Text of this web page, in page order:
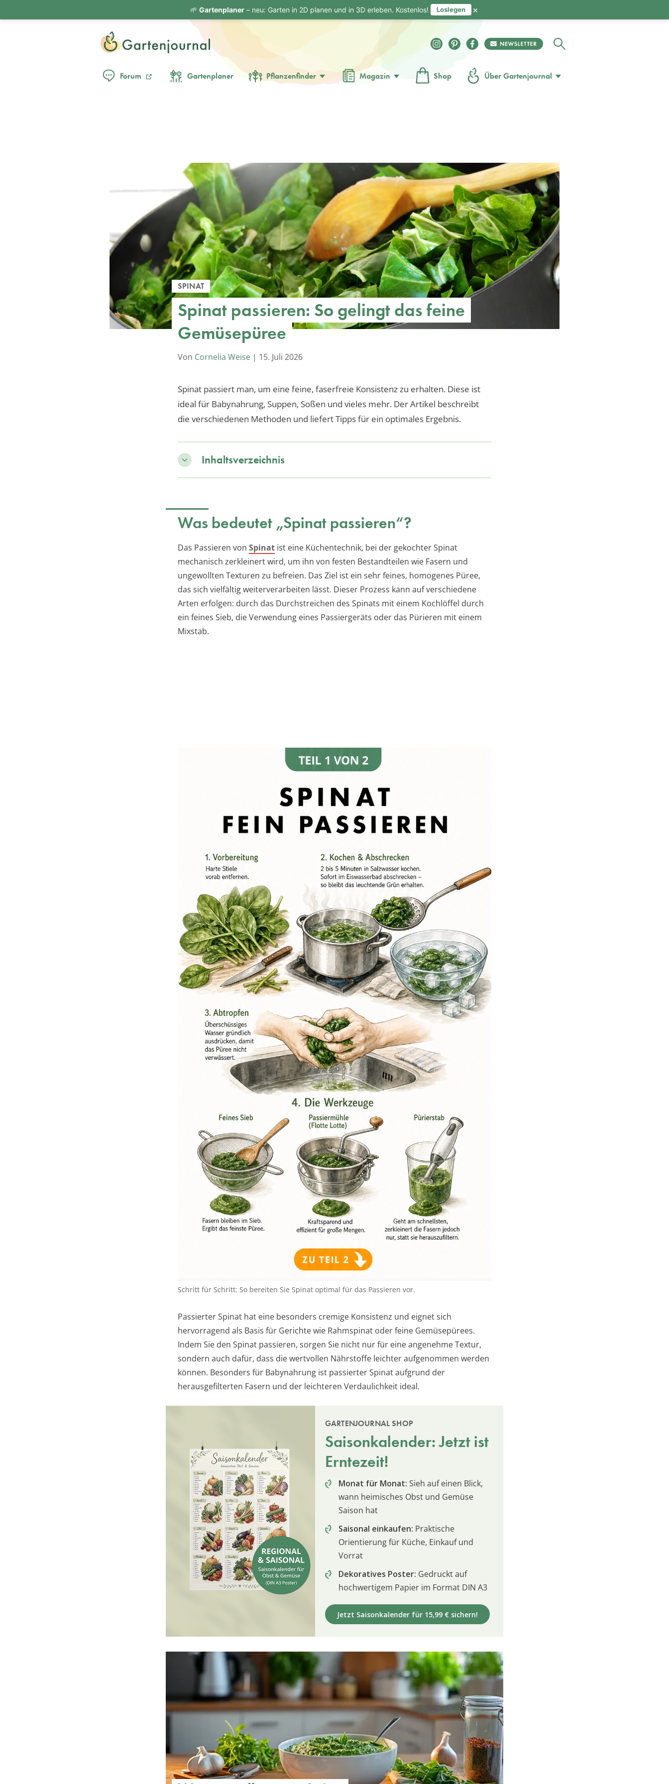
Forum Gartenplaner Pflanzenfinder Magazin Shop Über Gartenjournal
SPINAT
Spinat passieren: So gelingt das feine
Gemüsepüree
Von Cornelia Weise | 15. Juli 2026
Spinat passiert man, um eine feine, faserfreie Konsistenz zu erhalten. Diese ist
ideal für Babynahrung, Suppen, Soßen und vieles mehr. Der Artikel beschreibt
die verschiedenen Methoden und liefert Tipps für ein optimales Ergebnis.
Inhaltsverzeichnis
Was bedeutet „Spinat passieren“?
Das Passieren von Spinat ist eine Küchentechnik, bei der gekochter Spinat
mechanisch zerkleinert wird, um ihn von festen Bestandteilen wie Fasern und
ungewollten Texturen zu befreien. Das Ziel ist ein sehr feines, homogenes Püree,
das sich vielfältig weiterverarbeiten lässt. Dieser Prozess kann auf verschiedene
Arten erfolgen: durch das Durchstreichen des Spinats mit einem Kochlöffel durch
ein feines Sieb, die Verwendung eines Passiergeräts oder das Pürieren mit einem
Mixstab.
Schritt für Schritt: So bereiten Sie Spinat optimal für das Passieren vor.
Passierter Spinat hat eine besonders cremige Konsistenz und eignet sich
hervorragend als Basis für Gerichte wie Rahmspinat oder feine Gemüsepürees.
Indem Sie den Spinat passieren, sorgen Sie nicht nur für eine angenehme Textur,
sondern auch dafür, dass die wertvollen Nährstoffe leichter aufgenommen werden
können. Besonders für Babynahrung ist passierter Spinat aufgrund der
herausgefilterten Fasern und der leichteren Verdaulichkeit ideal.
GARTENJOURNAL SHOP
Saisonkalender: Jetzt ist
Erntezeit!
Monat für Monat: Sieh auf einen Blick,
wann heimisches Obst und Gemüse
Saison hat
Saisonal einkaufen: Praktische
Orientierung für Küche, Einkauf und
Vorrat
Dekoratives Poster: Gedruckt auf
hochwertigem Papier im Format DIN A3
Jetzt Saisonkalender für 15,99 € sichern!
🌱 Gartenplaner– neu: Garten in 2D planen und in 3D erleben. Kostenlos! Loslegen ×